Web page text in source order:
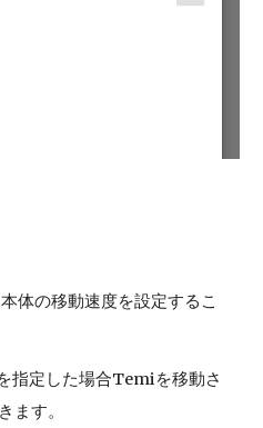
体の移動速度を設定するこ
指定した場合Temiを移動さ
ます。